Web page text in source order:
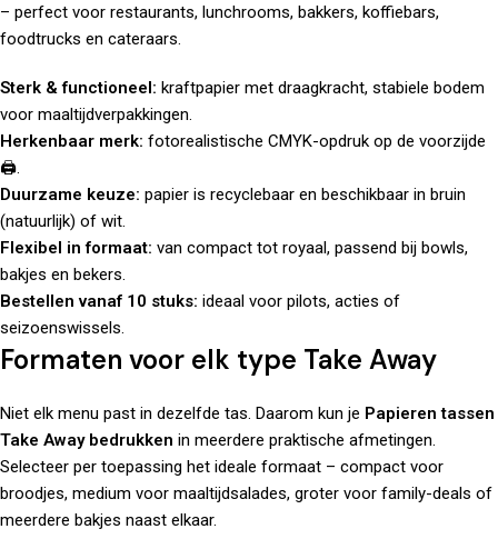
– perfect voor restaurants, lunchrooms, bakkers, koffiebars,
foodtrucks en cateraars.
Sterk & functioneel: kraftpapier met draagkracht, stabiele bodem
voor maaltijdverpakkingen.
Herkenbaar merk: fotorealistische CMYK-opdruk op de voorzijde
🖨️.
Duurzame keuze: papier is recyclebaar en beschikbaar in bruin
(natuurlijk) of wit.
Flexibel in formaat: van compact tot royaal, passend bij bowls,
bakjes en bekers.
Bestellen vanaf 10 stuks: ideaal voor pilots, acties of
seizoenswissels.
Formaten voor elk type Take Away
Niet elk menu past in dezelfde tas. Daarom kun je Papieren tassen
Take Away bedrukken in meerdere praktische afmetingen.
Selecteer per toepassing het ideale formaat – compact voor
broodjes, medium voor maaltijdsalades, groter voor family-deals of
meerdere bakjes naast elkaar.